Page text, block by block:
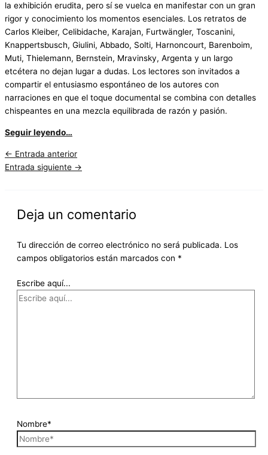
la exhibición erudita, pero sí se vuelca en manifestar con un gran
rigor y conocimiento los momentos esenciales. Los retratos de
Carlos Kleiber, Celibidache, Karajan, Furtwängler, Toscanini,
Knappertsbusch, Giulini, Abbado, Solti, Harnoncourt, Barenboim,
Muti, Thielemann, Bernstein, Mravinsky, Argenta y un largo
etcétera no dejan lugar a dudas. Los lectores son invitados a
compartir el entusiasmo espontáneo de los autores con
narraciones en que el toque documental se combina con detalles
chispeantes en una mezcla equilibrada de razón y pasión.
Seguir leyendo…
← Entrada anterior
Entrada siguiente →
Deja un comentario
Tu dirección de correo electrónico no será publicada. Los
campos obligatorios están marcados con *
Escribe aquí...
Nombre*